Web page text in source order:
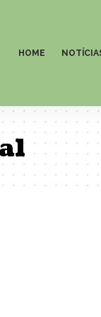
HOME